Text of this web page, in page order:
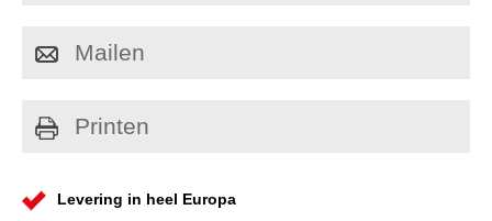
Mailen
Printen
Levering in heel Europa